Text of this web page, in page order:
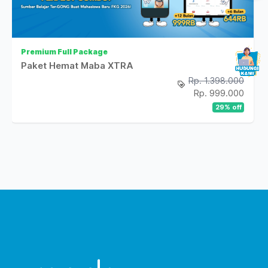
Premium Full Package
Paket Hemat Maba XTRA
Rp. 1.398.000
Rp. 999.000
29% off